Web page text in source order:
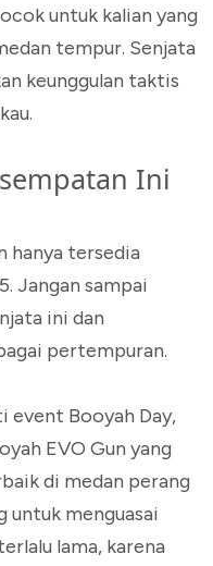
untuk kalian yang
tempur. Senjata
keunggulan taktis
Ini
hanya tersedia
Jangan sampai
ini dan
pertempuran.
event Booyah Day,
EVO Gun yang
di medan perang
untuk menguasai
lama, karena